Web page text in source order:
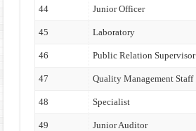
44 Junior Officer
45 Laboratory
46 Public Relation Supervisor
47 Quality Management Staff
48 Specialist
49 Junior Auditor